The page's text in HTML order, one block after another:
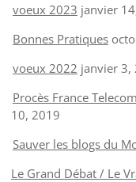
voeux 2023 janvier
Bonnes Pratiques
voeux 2022 janvier 3,
Procès France
10, 2019
Sauver les blogs du
Le Grand Débat / Le